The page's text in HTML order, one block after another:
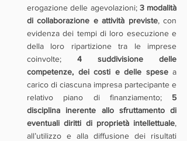
erogazione delle agevolazioni; 3 modalità
di collaborazione e attività previste, con
evidenza dei tempi di loro esecuzione e
della loro ripartizione tra le imprese
coinvolte; 4 suddivisione delle
competenze, dei costi e delle spese a
carico di ciascuna impresa partecipante e
relativo piano di finanziamento; 5
disciplina inerente allo sfruttamento di
eventuali diritti di proprietà intellettuale,
all’utilizzo e alla diffusione dei risultati